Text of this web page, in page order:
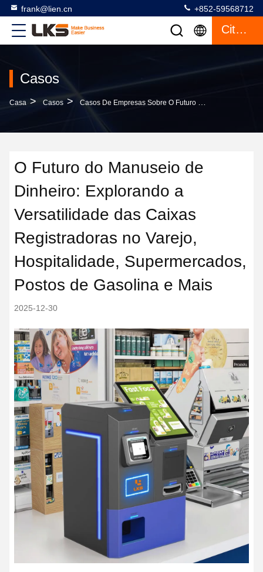
frank@lien.cn +852-59568712
Citações
Casos
Casa > Casos > Casos De Empresas Sobre O Futuro Do Manuseio De Dinheiro: Explorando A Versatilidade Das Caixas Registradoras No Varejo, Hospitalidade, Supermercados, Postos De Gasolina E Mais
O Futuro do Manuseio de
Dinheiro: Explorando a
Versatilidade das Caixas
Registradoras no Varejo,
Hospitalidade, Supermercados,
Postos de Gasolina e Mais
2025-12-30